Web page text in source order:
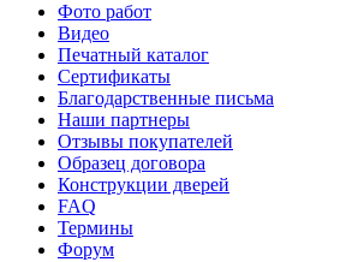
Фото работ
Видео
Печатный каталог
Сертификаты
Благодарственные письма
Наши партнеры
Отзывы покупателей
Образец договора
Конструкции дверей
FAQ
Термины
Форум